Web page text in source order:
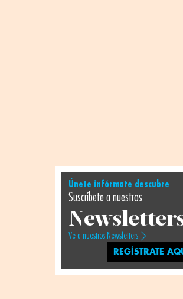
Únete infórmate descubre
Suscríbete a nuestros
Ve a nuestros Newsletters
REGÍSTRATE